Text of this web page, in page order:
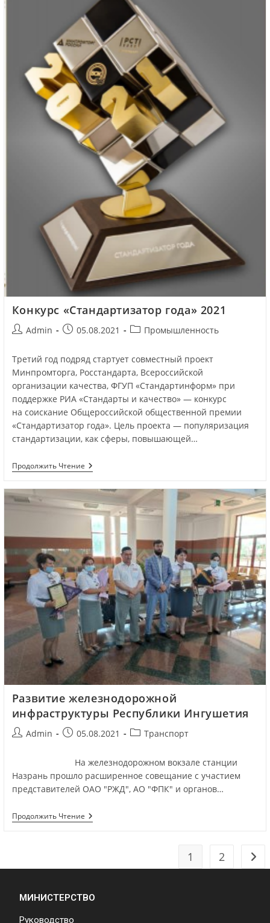
Конкурс «Стандартизатор года» 2021
Admin 05.08.2021 Промышленность
Третий год подряд стартует совместный проект
Минпромторга, Росстандарта, Всероссийской
организации качества, ФГУП «Стандартинформ» при
поддержке РИА «Стандарты и качество» — конкурс
на соискание Общероссийской общественной премии
«Стандартизатор года». Цель проекта — популяризация
стандартизации, как сферы, повышающей…
Продолжить Чтение
Развитие железнодорожной
инфраструктуры Республики Ингушетия
Admin 05.08.2021 Транспорт
На железнодорожном вокзале станции
Назрань прошло расширенное совещание с участием
представителей ОАО "РЖД", АО "ФПК" и органов…
Продолжить Чтение
1 2
МИНИСТЕРСТВО
Руководство